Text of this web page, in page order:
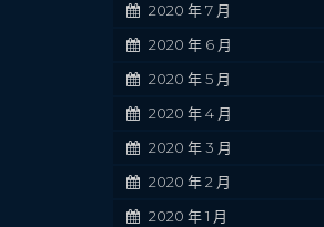
2020 年 7 月
2020 年 6 月
2020 年 5 月
2020 年 4 月
2020 年 3 月
2020 年 2 月
2020 年 1 月